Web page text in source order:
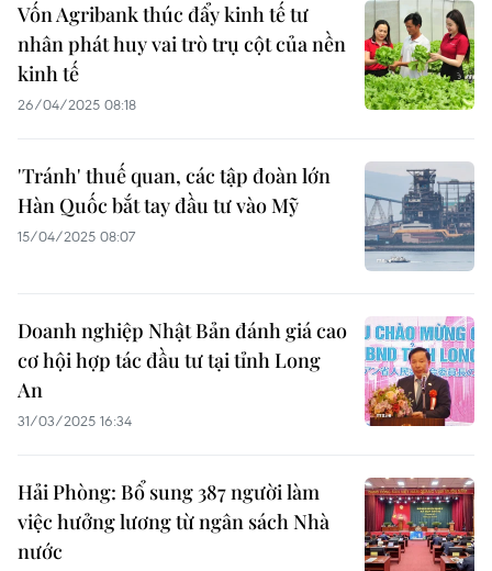
Vốn Agribank thúc đẩy kinh tế tư
nhân phát huy vai trò trụ cột của nền
kinh tế
26/04/2025 08:18
'Tránh' thuế quan, các tập đoàn lớn
Hàn Quốc bắt tay đầu tư vào Mỹ
15/04/2025 08:07
Doanh nghiệp Nhật Bản đánh giá cao
cơ hội hợp tác đầu tư tại tỉnh Long
An
31/03/2025 16:34
Hải Phòng: Bổ sung 387 người làm
việc hưởng lương từ ngân sách Nhà
nước